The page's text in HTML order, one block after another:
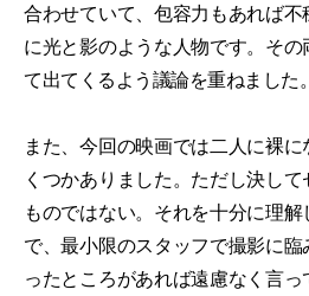
合わせていて、包容力もあれば
に光と影のような人物です。そ
て出てくるよう議論を重ねました。
また、今回の映画では二人に裸
くつかありました。ただし決し
ものではない。それを十分に理
で、最小限のスタッフで撮影に
ったところがあれば遠慮なく言